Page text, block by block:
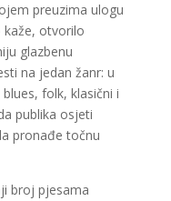
preuzima ulogu
kaže, otvorilo
glazbenu
na jedan žanr: u
folk, klasični i
publika osjeti
pronađe točnu
broj pjesama